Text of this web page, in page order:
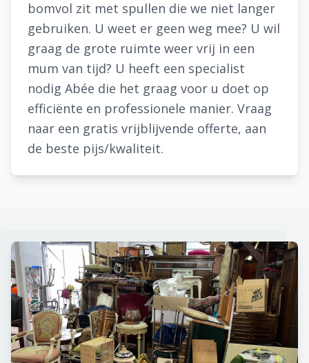
bomvol zit met spullen die we niet langer
gebruiken. U weet er geen weg mee? U wil
graag de grote ruimte weer vrij in een
mum van tijd? U heeft een specialist
nodig Abée die het graag voor u doet op
efficiënte en professionele manier. Vraag
naar een gratis vrijblijvende offerte, aan
de beste pijs/kwaliteit.